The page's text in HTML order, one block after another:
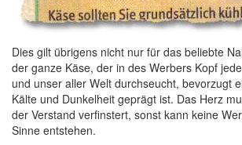
Dies gilt übrigens nicht nur für das beliebte
der ganze Käse, der in des Werbers Kopf
und unser aller Welt durchseucht, bevorzugt
Kälte und Dunkelheit geprägt ist. Das Herz
der Verstand verfinstert, sonst kann keine
Sinne entstehen.